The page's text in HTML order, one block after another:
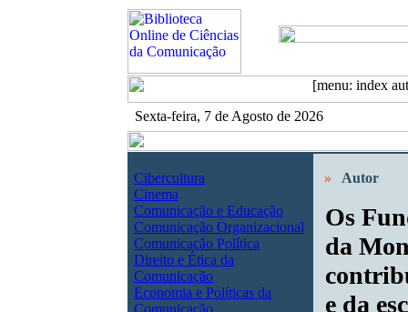
Sexta-feira, 7 de Agosto de 2026
Cibercultura
Cinema
Comunicação e Educação
Comunicação Organizacional
Comunicação Política
Direito e Ética da
Comunicação
Economia e Políticas da
Comunicação
» Autor
Os
da
e da